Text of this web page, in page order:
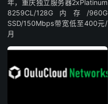
年，重庆独立服务器2xPlatinum
8259CL/128G内存/960G
SSD/150Mbps带宽低至400元/
月